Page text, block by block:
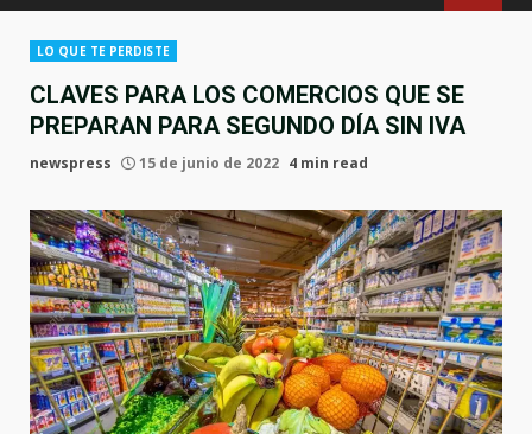
LO QUE TE PERDISTE
CLAVES PARA LOS COMERCIOS QUE SE
PREPARAN PARA SEGUNDO DÍA SIN IVA
newspress 15 de junio de 2022 4 min read